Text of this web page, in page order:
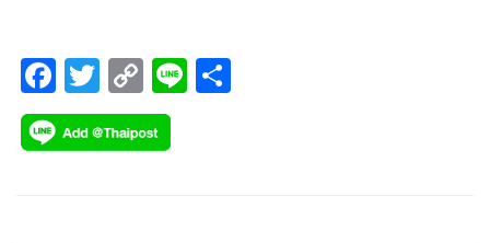
F
ac
e
T
wi
tt
C
o
p
Li